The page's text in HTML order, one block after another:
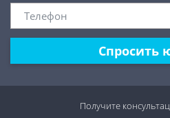
Спросить
Получите